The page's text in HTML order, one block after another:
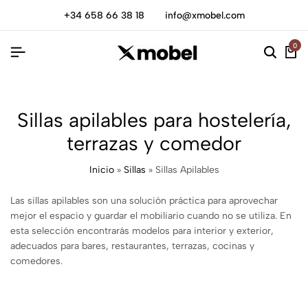
+34 658 66 38 18 info@xmobel.com
0
Sillas apilables para hostelería,
terrazas y comedor
Inicio» Sillas » Sillas Apilables
Las sillas apilables son una solución práctica para aprovechar
mejor el espacio y guardar el mobiliario cuando no se utiliza. En
esta selección encontrarás modelos para interior y exterior,
adecuados para bares, restaurantes, terrazas, cocinas y
comedores.